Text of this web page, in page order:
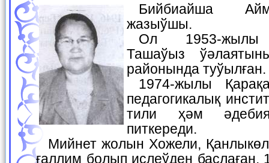
Бийбиайша Аймухаммедова —
жазыўшы.
Ол 1953-жылы Түркменстанның
Ташаўыз
районында туўылған.
1974-жылы Қарақалпақ мәмлекетлик
педагогикалық
тили ҳәм
питкереди.
Мийнет жолын Хожели, Қанлыкөл районларында му-
ғаллим болып ислеўден